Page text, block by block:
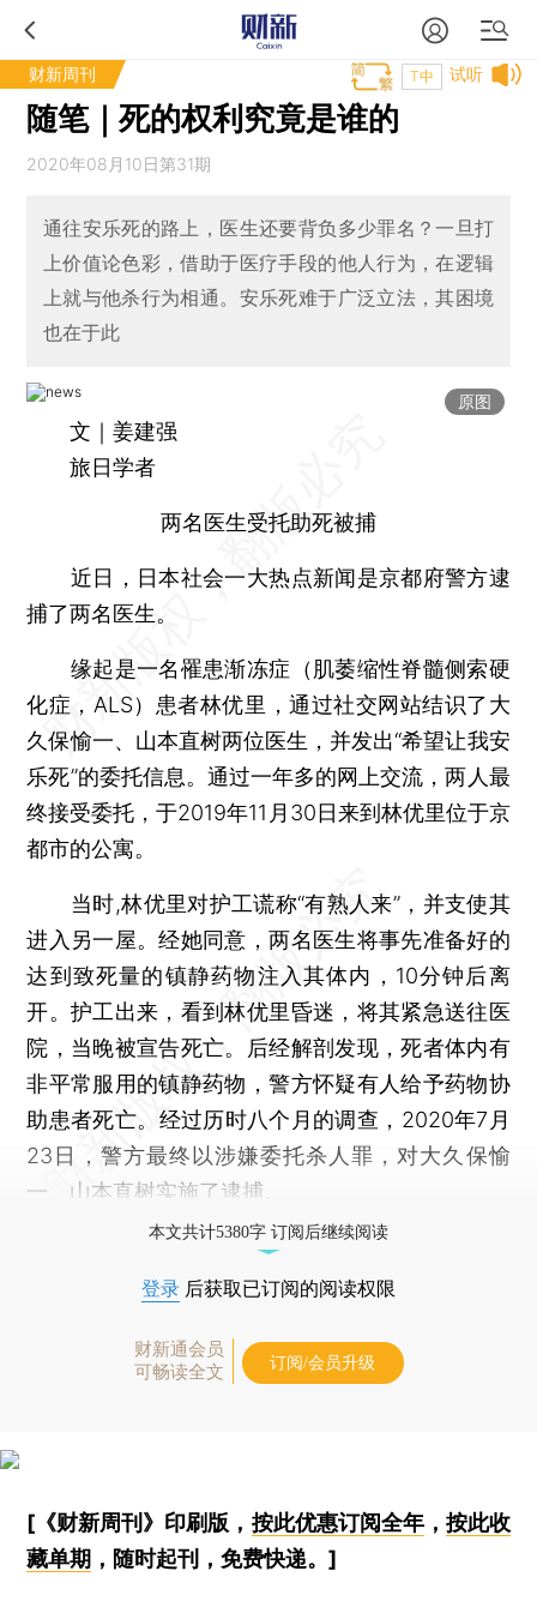
财新周刊 试听
T中
随笔｜死的权利究竟是谁的
2020年08月10日第31期
通往安乐死的路上，医生还要背负多少罪名？一旦打
上价值论色彩，借助于医疗手段的他人行为，在逻辑
上就与他杀行为相通。安乐死难于广泛立法，其困境
也在于此
原图
文｜姜建强
旅日学者
两名医生受托助死被捕
近日，日本社会一大热点新闻是京都府警方逮
捕了两名医生。
缘起是一名罹患渐冻症（肌萎缩性脊髓侧索硬
化症，ALS）患者林优里，通过社交网站结识了大
久保愉一、山本直树两位医生，并发出“希望让我安
乐死”的委托信息。通过一年多的网上交流，两人最
终接受委托，于2019年11月30日来到林优里位于京
都市的公寓。
当时,林优里对护工谎称“有熟人来”，并支使其
进入另一屋。经她同意，两名医生将事先准备好的
达到致死量的镇静药物注入其体内，10分钟后离
开。护工出来，看到林优里昏迷，将其紧急送往医
院，当晚被宣告死亡。后经解剖发现，死者体内有
非平常服用的镇静药物，警方怀疑有人给予药物协
助患者死亡。经过历时八个月的调查，2020年7月
23日，警方最终以涉嫌委托杀人罪，对大久保愉
一、山本直树实施了逮捕。
本文共计5380字 订阅后继续阅读
登录 后获取已订阅的阅读权限
财新通会员
可畅读全文
订阅/会员升级
[《财新周刊》印刷版， 按此优惠订阅全年， 按此收
藏单期 ，随时起刊，免费快递。]